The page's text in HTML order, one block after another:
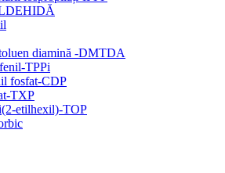
diamină -DMTDA
TPPi
fosfat-CDP
TXP
etilhexil)-TOP